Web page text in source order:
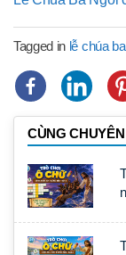
Tagged in lễ chúa
CÙNG